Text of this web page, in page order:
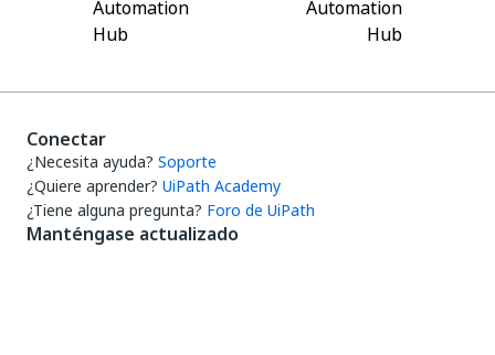
Automation
Hub
Automation
Hub
Conectar
¿Necesita ayuda? Soporte
¿Quiere aprender? UiPath Academy
¿Tiene alguna pregunta? Foro de UiPath
Manténgase actualizado